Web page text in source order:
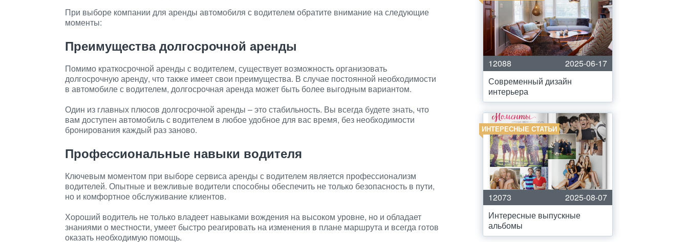
При выборе компании для аренды автомобиля с водителем обратите внимание на следующие
моменты:
Преимущества долгосрочной аренды
Помимо краткосрочной аренды с водителем, существует возможность организовать
долгосрочную аренду, что также имеет свои преимущества. В случае постоянной необходимости
в автомобиле с водителем, долгосрочная аренда может быть более выгодным вариантом.
Один из главных плюсов долгосрочной аренды – это стабильность. Вы всегда будете знать, что
вам доступен автомобиль с водителем в любое удобное для вас время, без необходимости
бронирования каждый раз заново.
Профессиональные навыки водителя
Ключевым моментом при выборе сервиса аренды с водителем является профессионализм
водителей. Опытные и вежливые водители способны обеспечить не только безопасность в пути,
но и комфортное обслуживание клиентов.
Хороший водитель не только владеет навыками вождения на высоком уровне, но и обладает
знаниями о местности, умеет быстро реагировать на изменения в плане маршрута и всегда готов
оказать необходимую помощь.
12088
2025-06-17
Современный дизайн
интерьера
ИНТЕРЕСНЫЕ СТАТЬИ
12073
2025-08-07
Интересные выпускные
альбомы